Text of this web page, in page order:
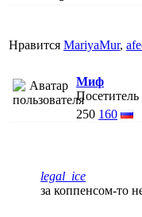
Нравится MariyaMur,
Миф
Посетитель
250 160
legal_ice
за коппенсом-то